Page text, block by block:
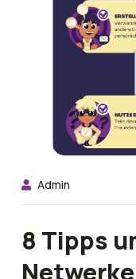
Admin
8 Tipps